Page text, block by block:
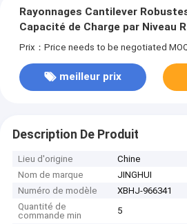
Rayonnages Cantilever
Capacité de Charge par Niveau
Stockage d'Entrepôt Cantilever
Prix：Price needs to be negotiated
meilleur prix
Description De Produit
Lieu d'origine
Chine
Nom de marque
JINGHUI
Numéro de modèle
XBHJ-966341
Quantité de
commande min
5